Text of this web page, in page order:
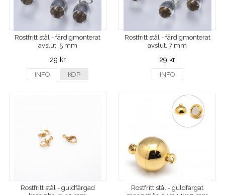
Rostfritt stål - färdigmonterat
avslut, 5 mm
29 kr
INFO KÖP
Rostfritt stål - färdigmonterat
avslut, 7 mm
29 kr
INFO
Rostfritt stål - guldfärgad
Rostfritt stål - guldfärgat